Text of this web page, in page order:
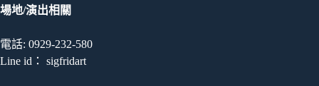
在
品
頁
場地/演出相關
電話: 0929-232-580
Line id： sigfridart